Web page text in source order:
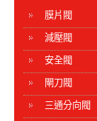
膜片閥
減壓閥
安全閥
閘刀閥
三通分向閥